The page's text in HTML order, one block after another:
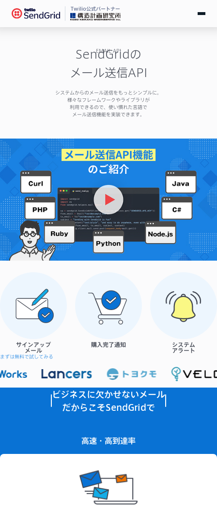
Twilio公式パートナー
SendGridとは
お役立ち情報
ドキュメント
サポート
EMAIL API
SendGridの
メール送信API
システムからのメール送信をもっとシンプルに。
様々なフレームワークやライブラリが
利用できるので、使い慣れた言語で
メール送信機能を実装できます。
サインアップ
メール
購入完了通知 システム
アラート
まずは無料で試してみる
ビジネスに欠かせないメール
だからこそSendGridで
高速 ・ 高到達率